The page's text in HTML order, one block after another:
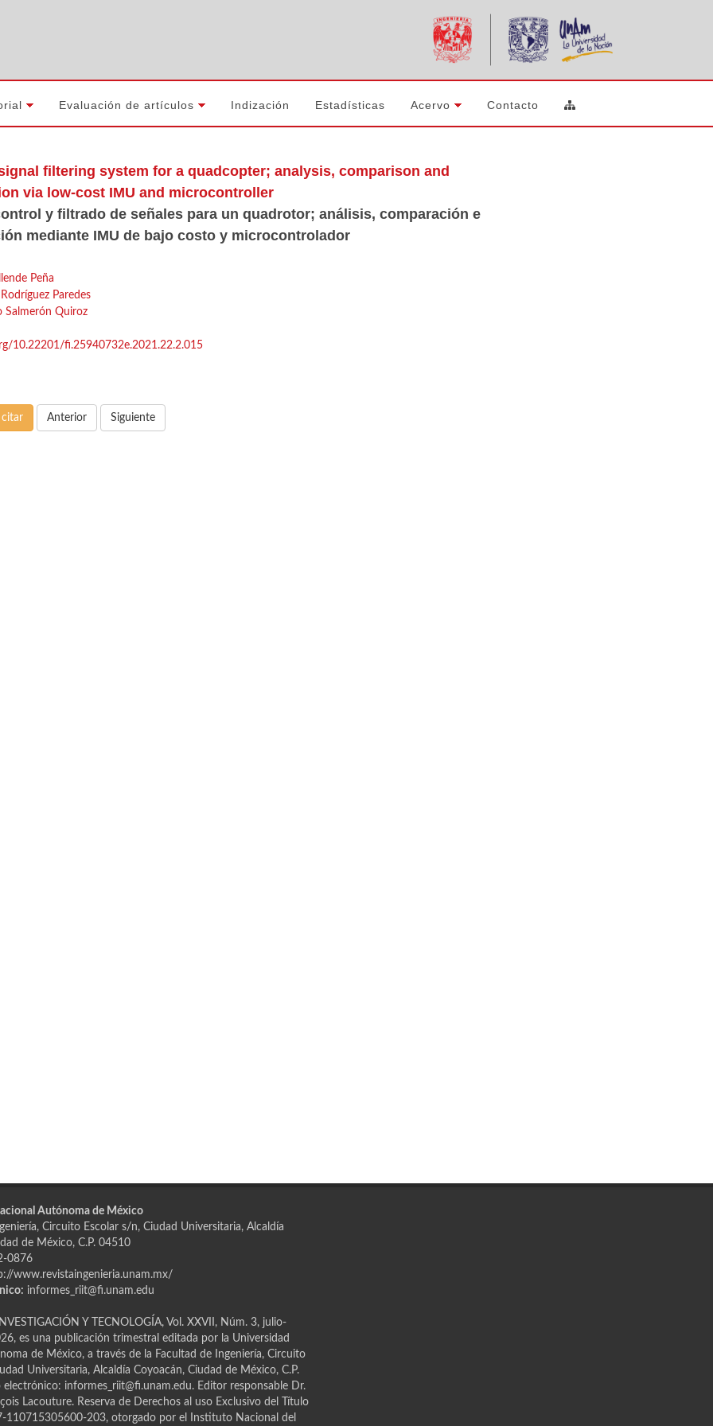
Evaluación de artículos Indización Estadísticas Acervo Contacto
filtering system for a quadcopter; analysis, comparison and
via low-cost IMU and microcontroller
y filtrado de señales para un quadrotor; análisis, comparación e
mediante IMU de bajo costo y microcontrolador
Peña
Paredes
Salmerón Quiroz
10.22201/fi.25940732e.2021.22.2.015
citar Anterior Siguiente
Autónoma de México
Circuito Escolar s/n, Ciudad Universitaria, Alcaldía
de México, C.P. 04510
0876
www.revistaingenieria.unam.mx/
informes_riit@fi.unam.edu
Y TECNOLOGÍA, Vol. XXVII, Núm. 3, julio-
es una publicación trimestral editada por la Universidad
de México, a través de la Facultad de Ingeniería, Circuito
Universitaria, Alcaldía Coyoacán, Ciudad de México, C.P.
informes_riit@fi.unam.edu. Editor responsable Dr.
Lacouture. Reserva de Derechos al uso Exclusivo del Título
110715305600-203, otorgado por el Instituto Nacional del